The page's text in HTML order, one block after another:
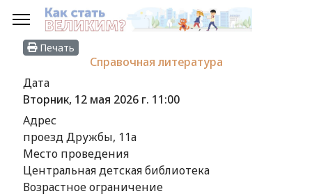
Печать
Справочная литература
Дата
Вторник, 12 мая 2026 г. 11:00
Адрес
проезд Дружбы, 11а
Место проведения
Центральная детская библиотека
Возрастное ограничение